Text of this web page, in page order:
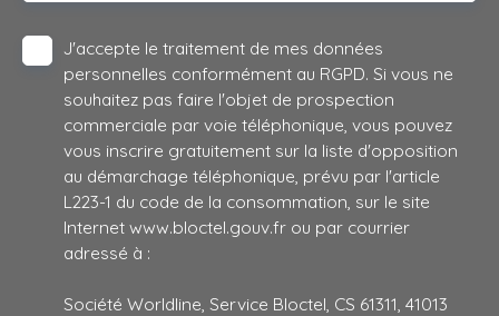
J'accepte le traitement de mes données
personnelles conformément au RGPD. Si vous ne
souhaitez pas faire l'objet de prospection
commerciale par voie téléphonique, vous pouvez
vous inscrire gratuitement sur la liste d'opposition
au démarchage téléphonique, prévu par l'article
L223-1 du code de la consommation, sur le site
Internet www.bloctel.gouv.fr ou par courrier
adressé à :
Société Worldline, Service Bloctel, CS 61311, 41013